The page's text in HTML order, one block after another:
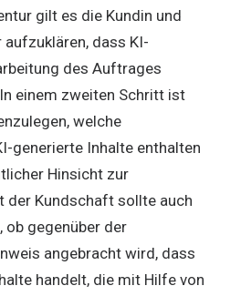
gilt es die Kundin und
aufzuklären, dass KI-
des Auftrages
einem zweiten Schritt ist
welche
generierte Inhalte enthalten
Hinsicht zur
der Kundschaft sollte auch
ob gegenüber der
angebracht wird, dass
handelt, die mit Hilfe von